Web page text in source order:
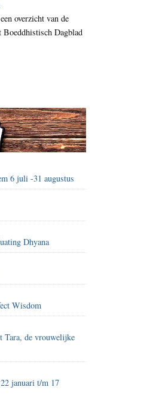
overzicht van de
Boeddhistisch Dagblad
6 juli -31 augustus
Dhyana
Wisdom
Tara, de vrouwelijke
januari t/m 17